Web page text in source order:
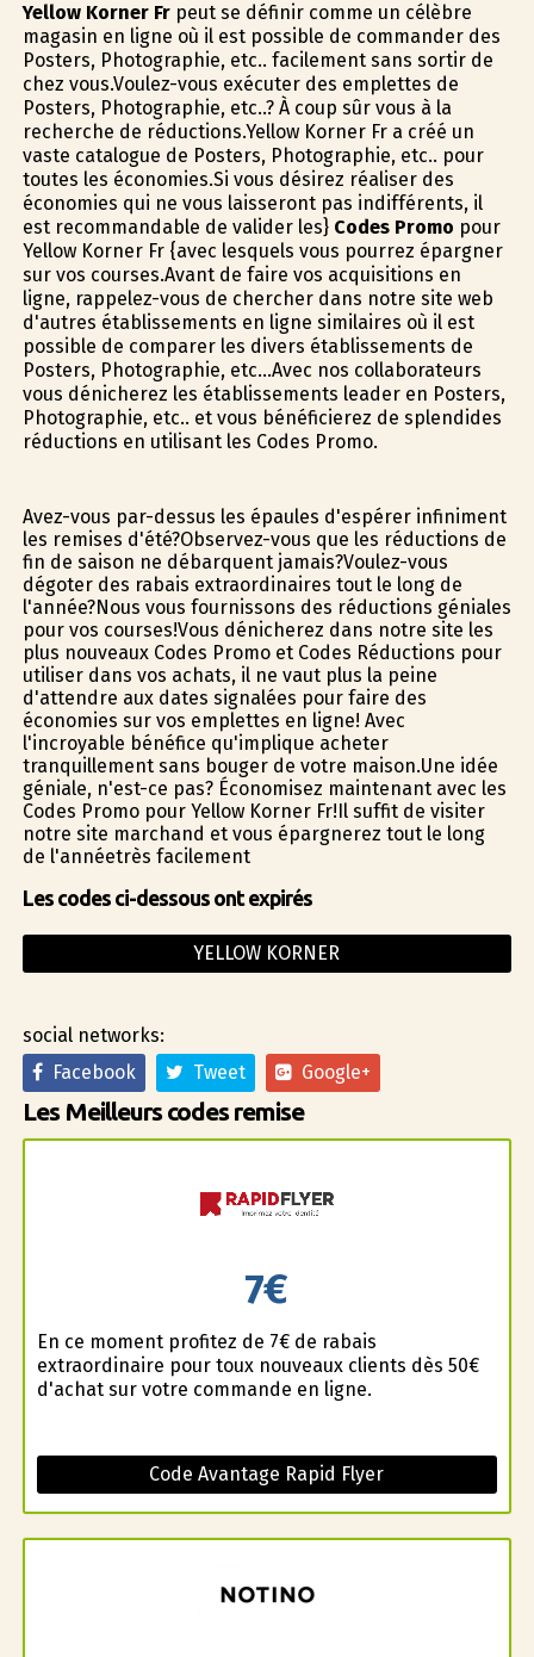
Yellow Korner Frpeut se définir comme un célèbre
magasin en ligne où il est possible de commander des
Posters, Photographie, etc.. facilement sans sortir de
chez vous.Voulez-vous exécuter des emplettes de
Posters, Photographie, etc..? À coup sûr vous à la
recherche de réductions.Yellow Korner Fr a créé un
vaste catalogue de Posters, Photographie, etc.. pour
toutes les économies.Si vous désirez réaliser des
économies qui ne vous laisseront pas indifférents, il
est recommandable de valider les} Codes Promo pour
Yellow Korner Fr {avec lesquels vous pourrez épargner
sur vos courses.Avant de faire vos acquisitions en
ligne, rappelez-vous de chercher dans notre site web
d'autres établissements en ligne similaires où il est
possible de comparer les divers établissements de
Posters, Photographie, etc...Avec nos collaborateurs
vous dénicherez les établissements leader en Posters,
Photographie, etc.. et vous bénéficierez de splendides
réductions en utilisant les Codes Promo.
Avez-vous par-dessus les épaules d'espérer infiniment
les remises d'été?Observez-vous que les réductions de
fin de saison ne débarquent jamais?Voulez-vous
dégoter des rabais extraordinaires tout le long de
l'année?Nous vous fournissons des réductions géniales
pour vos courses!Vous dénicherez dans notre site les
plus nouveaux Codes Promo et Codes Réductions pour
utiliser dans vos achats, il ne vaut plus la peine
d'attendre aux dates signalées pour faire des
économies sur vos emplettes en ligne! Avec
l'incroyable bénéfice qu'implique acheter
tranquillement sans bouger de votre maison.Une idée
géniale, n'est-ce pas? Économisez maintenant avec les
Codes Promo pour Yellow Korner Fr!Il suffit de visiter
notre site marchand et vous épargnerez tout le long
de l'annéetrès facilement
Les codes ci-dessous ont expirés
YELLOW KORNER
social networks:
Facebook
Tweet Google+
Les Meilleurs codes remise
7€
En ce moment profitez de 7€ de rabais
extraordinaire pour toux nouveaux clients dès 50€
d'achat sur votre commande en ligne.
Code Avantage Rapid Flyer